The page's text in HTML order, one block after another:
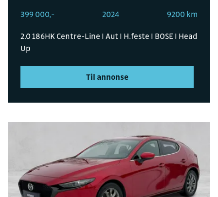
399 000,- 2024 9200 km
2.0 186HK Centre-Line I Aut I H.feste I BOSE I Head
Up
Til annonse